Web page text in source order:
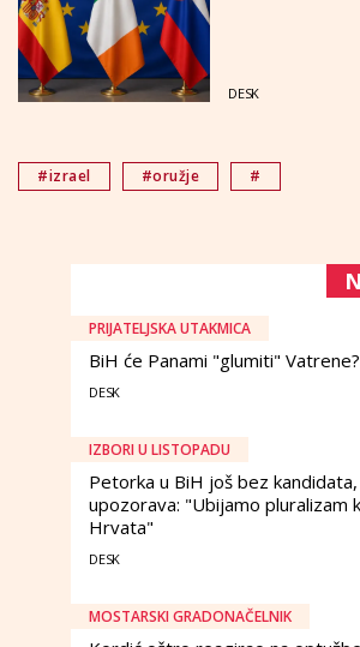
DESK
#izrael #oružje #
PRIJATELJSKA UTAKMICA
BiH će Panami "glumiti" Vatrene?
DESK
IZBORI U LISTOPADU
Petorka u BiH još bez
upozorava: "Ubijamo pluralizam
Hrvata"
DESK
MOSTARSKI GRADONAČELNIK